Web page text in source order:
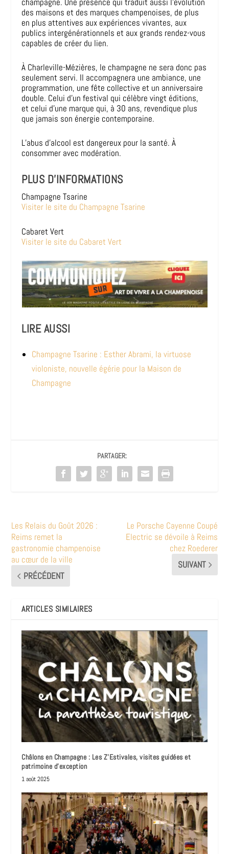
des maisons et des marques champenoises, de plus
en plus attentives aux expériences vivantes, aux
publics intergénérationnels et aux grands rendez-vous
capables de créer du lien.
À Charleville-Mézières, le champagne ne sera donc pas
seulement servi. Il accompagnera une ambiance, une
programmation, une fête collective et un anniversaire
double. Celui d’un festival qui célèbre vingt éditions,
et celui d’une marque qui, à 30 ans, revendique plus
que jamais son énergie contemporaine.
L’abus d’alcool est dangereux pour la santé. À
consommer avec modération.
PLUS D’INFORMATIONS
Champagne Tsarine
Visiter le site du Champagne Tsarine
Cabaret Vert
Visiter le site du Cabaret Vert
LIRE AUSSI
Champagne Tsarine : Esther Abrami, la virtuose
violoniste, nouvelle égérie pour la Maison de
Champagne
PARTAGER:
Les Relais du Goût 2026 :
Reims remet la
gastronomie champenoise
au cœur de la ville
PRÉCÉDENT
Le Porsche Cayenne Coupé
Electric se dévoile à Reims
chez Roederer
SUIVANT
ARTICLES SIMILAIRES
Châlons en Champagne : Les Z’Estivales, visites guidées et
patrimoine d’exception
1 août 2025